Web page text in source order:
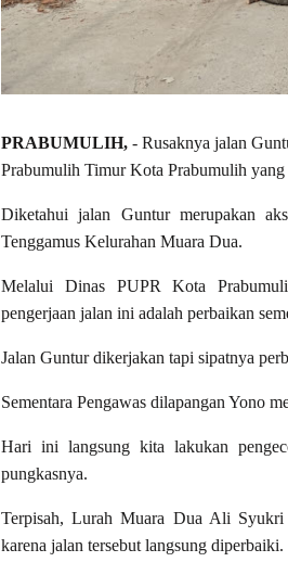
PRABUMULIH, - Rusaknya jalan
Prabumulih Timur Kota Prabumulih
Diketahui jalan Guntur merupakan
Tenggamus Kelurahan Muara Dua.
Melalui Dinas PUPR Kota
pengerjaan jalan ini adalah perbaikan
Jalan Guntur dikerjakan tapi sipatnya
Sementara Pengawas dilapangan Yono
Hari ini langsung kita lakukan
pungkasnya.
Terpisah, Lurah Muara Dua Ali Syukri
karena jalan tersebut langsung diperbaiki.